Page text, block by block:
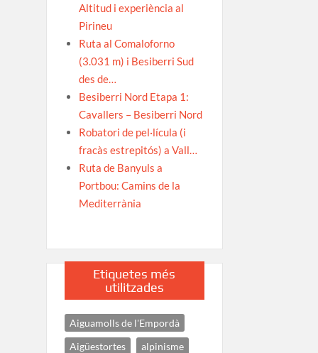
Altitud i experiència al
Pirineu
Ruta al Comaloforno
(3.031 m) i Besiberri Sud
des de…
Besiberri Nord Etapa 1:
Cavallers – Besiberri Nord
Robatori de pel·lícula (i
fracàs estrepitós) a Vall…
Ruta de Banyuls a
Portbou: Camins de la
Mediterrània
Etiquetes més
utilitzades
Aiguamolls de l'Empordà
Aigüestortes
alpinisme